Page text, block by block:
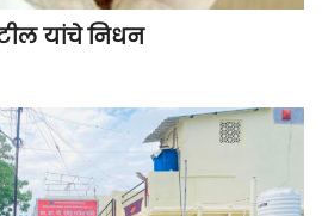
यांचे निधन